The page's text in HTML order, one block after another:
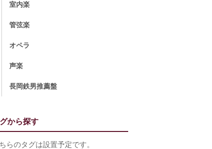
室内楽
管弦楽
オペラ
声楽
長岡鉄男推薦盤
から探す
らのタグは設置予定です。